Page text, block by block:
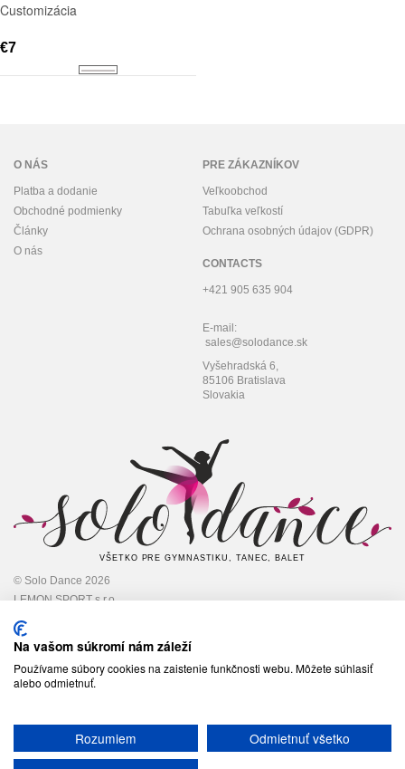
Customizácia
€7
O NÁS
Platba a dodanie
Obchodné podmienky
Články
O nás
PRE ZÁKAZNÍKOV
Veľkoobchod
Tabuľka veľkostí
Ochrana osobných údajov (GDPR)
CONTACTS
+421 905 635 904
E-mail:
sales@solodance.sk
Vyšehradská 6,
85106 Bratislava
Slovakia
VŠETKO PRE GYMNASTIKU, TANEC, BALET
© Solo Dance 2026
LEMON SPORT s.r.o
IČO: 45 348 545,
DIČ: 2022948301
Na vašom súkromí nám záleží
Používame súbory cookies na zaistenie funkčnosti webu. Môžete súhlasiť
alebo odmietnuť.
Rozumiem
Odmietnuť všetko